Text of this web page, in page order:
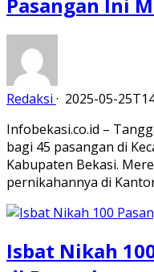
Pasangan Ini
Redaksi · 2025-05-
Infobekasi.co.id –
bagi 45 pasangan di
Kabupaten Bekasi.
pernikahannya di
Isbat Nikah